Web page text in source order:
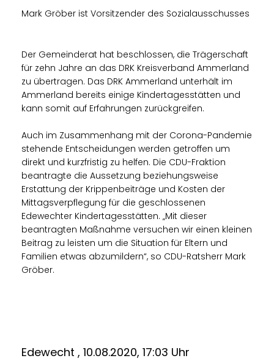
Mark Gröber ist Vorsitzender des Sozialausschusses
Der Gemeinderat hat beschlossen, die Trägerschaft
für zehn Jahre an das DRK Kreisverband Ammerland
zu übertragen. Das DRK Ammerland unterhält im
Ammerland bereits einige Kindertagesstätten und
kann somit auf Erfahrungen zurückgreifen.
Auch im Zusammenhang mit der Corona-Pandemie
stehende Entscheidungen werden getroffen um
direkt und kurzfristig zu helfen. Die CDU-Fraktion
beantragte die Aussetzung beziehungsweise
Erstattung der Krippenbeiträge und Kosten der
Mittagsverpflegung für die geschlossenen
Edewechter Kindertagesstätten. „Mit dieser
beantragten Maßnahme versuchen wir einen kleinen
Beitrag zu leisten um die Situation für Eltern und
Familien etwas abzumildern“, so CDU-Ratsherr Mark
Gröber.
Edewecht , 10.08.2020, 17:03 Uhr